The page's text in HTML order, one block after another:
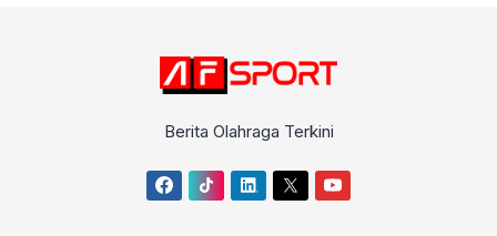
Berita Olahraga Terkini